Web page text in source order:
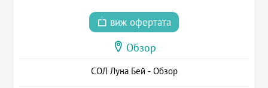
виж офертата
Обзор
СОЛ Луна Бей - Обзор